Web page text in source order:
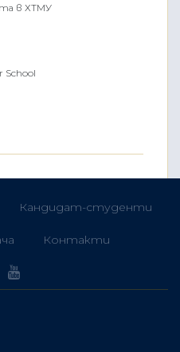
в ХТМУ
School
Кандидат-студенти
Контакти